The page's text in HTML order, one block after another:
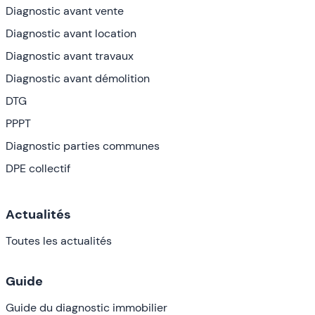
Diagnostic avant vente
Diagnostic avant location
Diagnostic avant travaux
Diagnostic avant démolition
DTG
PPPT
Diagnostic parties communes
DPE collectif
Actualités
Toutes les actualités
Guide
Guide du diagnostic immobilier